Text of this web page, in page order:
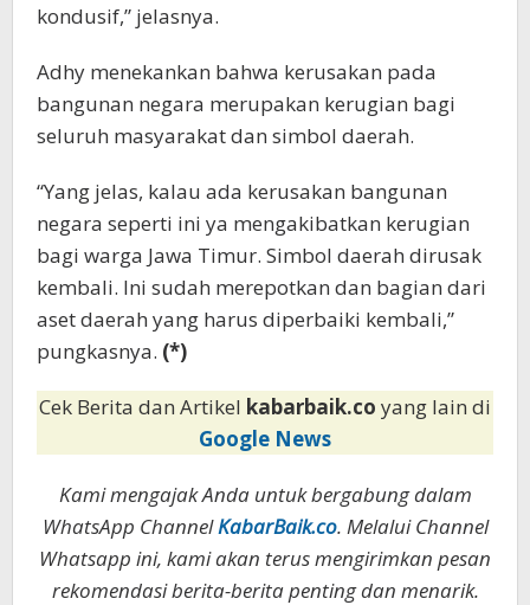
kondusif,” jelasnya.
Adhy menekankan bahwa kerusakan pada
bangunan negara merupakan kerugian bagi
seluruh masyarakat dan simbol daerah.
“Yang jelas, kalau ada kerusakan bangunan
negara seperti ini ya mengakibatkan kerugian
bagi warga Jawa Timur. Simbol daerah dirusak
kembali. Ini sudah merepotkan dan bagian dari
aset daerah yang harus diperbaiki kembali,”
pungkasnya. (*)
Cek Berita dan Artikel kabarbaik.co yang lain di
Google News
Kami mengajak Anda untuk bergabung dalam
WhatsApp ChannelKabarBaik.co. Melalui Channel
Whatsapp ini, kami akan terus mengirimkan pesan
rekomendasi berita-berita penting dan menarik.